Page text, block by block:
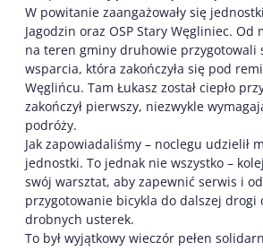
W powitanie zaangażowały się
Jagodzin oraz OSP Stary Węgliniec.
na teren gminy druhowie przygotowali
wsparcia, która zakończyła się pod
Węglińcu. Tam Łukasz został ciepło
zakończył pierwszy, niezwykle
podróży.
Jak zapowiadaliśmy – noclegu udzielił
jednostki. To jednak nie wszystko –
swój warsztat, aby zapewnić serwis i
przygotowanie bicykla do dalszej drogi
drobnych usterek.
To był wyjątkowy wieczór pełen